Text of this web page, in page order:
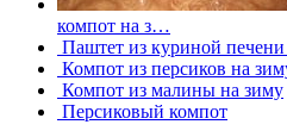
компот на з…
Паштет из куриной
Компот из персиков на
Компот из малины на зиму
Персиковый компот